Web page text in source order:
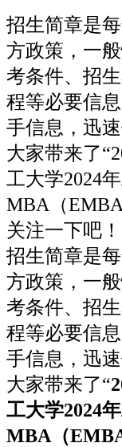
招生简章是
方政策，一
考条件、招
程等必要信
手信息，迅
大家带来了
工大学2024
MBA（
关注一下吧！
招生简章是
方政策，一
考条件、招
程等必要信
手信息，迅
大家带来了“
工大学2024
MBA（